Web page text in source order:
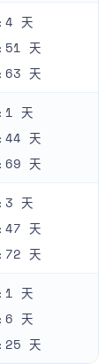
4 天
51 天
63 天
1 天
44 天
69 天
3 天
47 天
72 天
1 天
6 天
25 天